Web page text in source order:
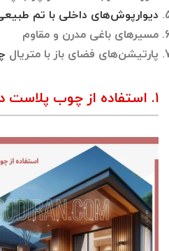
دیوارپوش‌های داخلی با تم
مسیرهای باغی مدرن و مقاوم
پارتیشن‌های فضای باز با متریال
۱. استفاده از چوب پلاست در نمای خارجی ویلا